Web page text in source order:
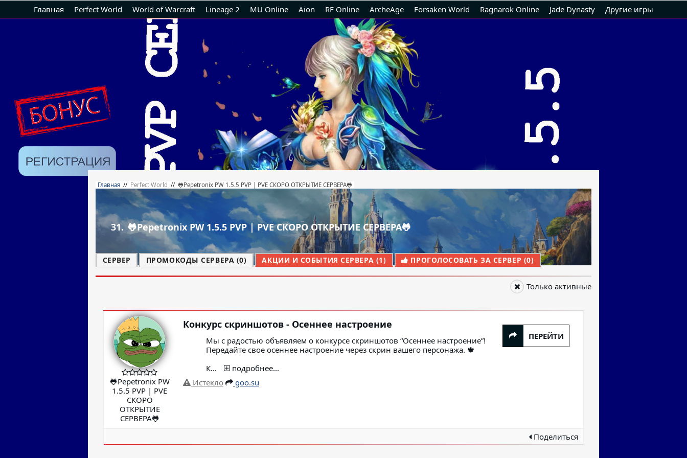
Главная Perfect World World of Warcraft Lineage 2 MU Online Aion RF Online ArcheAge Forsaken World Ragnarok Online Jade Dynasty Другие игры
Главная // Perfect World // 🐸Pepetronix PW 1.5.5 PVP | PVE СКОРО ОТКРЫТИЕ СЕРВЕРА🐸
31. 🐸Pepetronix PW 1.5.5 PVP | PVE СКОРО ОТКРЫТИЕ СЕРВЕРА🐸
СЕРВЕР ПРОМОКОДЫ СЕРВЕРА (0) АКЦИИ И СОБЫТИЯ СЕРВЕРА (1) ПРОГОЛОСОВАТЬ ЗА СЕРВЕР (0)
Только активные
🐸Pepetronix PW
1.5.5 PVP | PVE
СКОРО
ОТКРЫТИЕ
СЕРВЕРА🐸
Конкурс скриншотов - Осеннее настроение
Мы с радостью объявляем о конкурсе скриншотов “Осеннее настроение”!
Передайте свое осеннее настроение через скрин вашего персонажа. 🍁
К...
подробнее...
Истекло
goo.su
ПЕРЕЙТИ
Поделиться